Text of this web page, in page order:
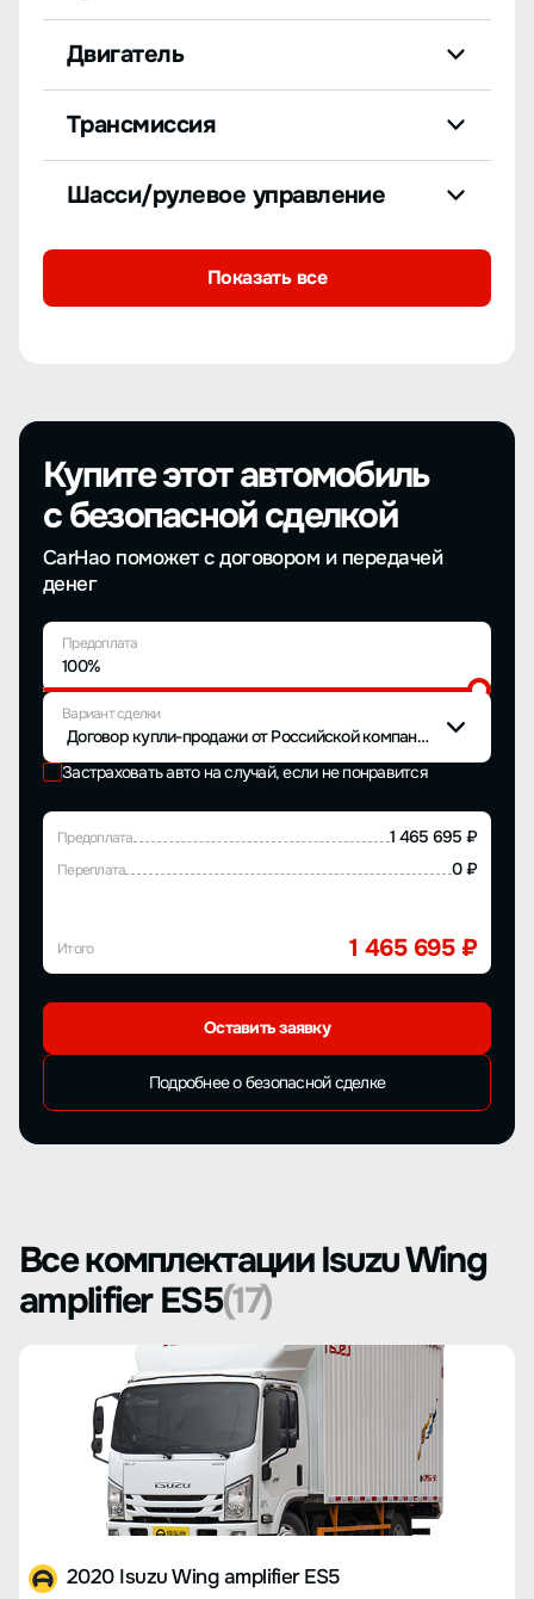
Двигатель
Трансмиссия
Шасси/рулевое управление
Показать все
Купите этот автомобиль
с безопасной сделкой
CarHao поможет с договором и передачей
денег
Предоплата
100%
Вариант сделки
Договор купли-продажи от Российской компании
Застраховать авто на случай, если не понравится
Предоплата 1 465 695 ₽
Переплата 0 ₽
Итого 1 465 695 ₽
Оставить заявку
Подробнее о безопасной сделке
Все комплектации Isuzu Wing
amplifier ES5(17)
2020 Isuzu Wing amplifier ES5